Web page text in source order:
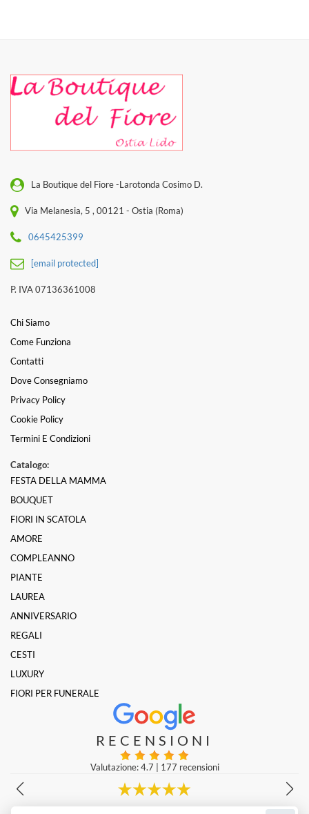
La Boutique del Fiore -Larotonda Cosimo D.
Via Melanesia, 5 , 00121 - Ostia (Roma)
0645425399
[email protected]
P. IVA 07136361008
Chi Siamo
Come Funziona
Contatti
Dove Consegniamo
Privacy Policy
Cookie Policy
Termini E Condizioni
Catalogo:
FESTA DELLA MAMMA
BOUQUET
FIORI IN SCATOLA
AMORE
COMPLEANNO
PIANTE
LAUREA
ANNIVERSARIO
REGALI
CESTI
LUXURY
FIORI PER FUNERALE
RECENSIONI
Valutazione: 4.7 177 recensioni